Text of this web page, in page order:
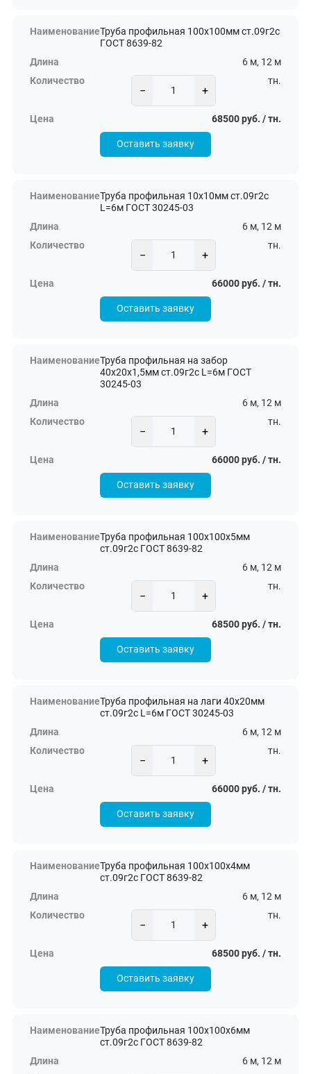
Труба профильная 100х100мм ст.09г2с
ГОСТ 8639-82
6 м, 12 м
− +
тн.
68500 руб. / тн.
Оставить заявку
Труба профильная 10х10мм ст.09г2с
L=6м ГОСТ 30245-03
6 м, 12 м
− +
тн.
66000 руб. / тн.
Оставить заявку
Труба профильная на забор
40х20х1,5мм ст.09г2с L=6м ГОСТ
30245-03
6 м, 12 м
− +
тн.
66000 руб. / тн.
Оставить заявку
Труба профильная 100х100х5мм
ст.09г2с ГОСТ 8639-82
6 м, 12 м
− +
тн.
68500 руб. / тн.
Оставить заявку
Труба профильная на лаги 40х20мм
ст.09г2с L=6м ГОСТ 30245-03
6 м, 12 м
− +
тн.
66000 руб. / тн.
Оставить заявку
Труба профильная 100х100х4мм
ст.09г2с ГОСТ 8639-82
6 м, 12 м
− +
тн.
68500 руб. / тн.
Оставить заявку
Труба профильная 100х100х6мм
ст.09г2с ГОСТ 8639-82
6 м, 12 м